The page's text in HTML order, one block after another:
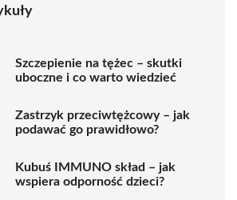
Szczepienie na tężec – skutki
uboczne i co warto wiedzieć
Zastrzyk przeciwtężcowy – jak
podawać go prawidłowo?
Kubuś IMMUNO skład – jak
wspiera odporność dzieci?